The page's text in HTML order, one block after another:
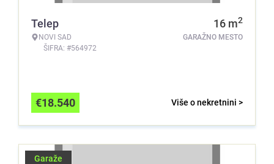
Telep
NOVI SAD
ŠIFRA: #564972
16 m2
GARAŽNO MESTO
Više o nekretnini >
€18.540
Garaže